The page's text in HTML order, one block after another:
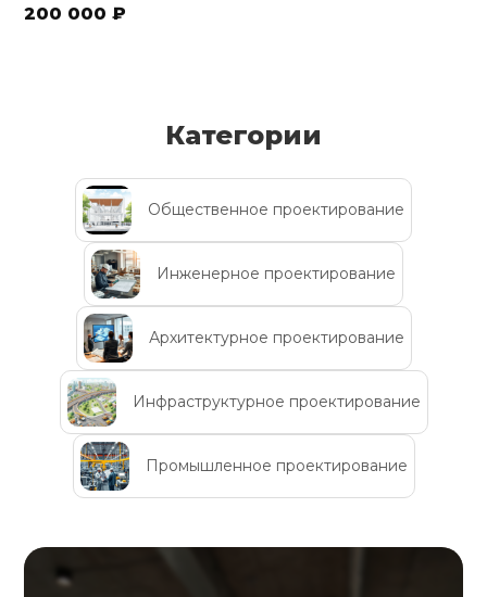
200 000 ₽
Категории
Общественное проектирование
Инженерное проектирование
Архитектурное проектирование
Инфраструктурное проектирование
Промышленное проектирование